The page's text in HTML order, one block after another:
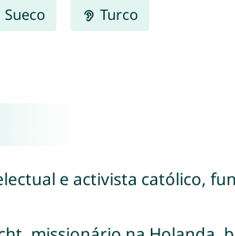
Sueco Turco
e activista católico,